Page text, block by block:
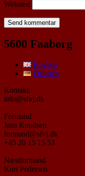
Websted
5600 Faaborg
English
Deutsch
Kontakt:
info@sfvj.dk
Formand
Jørn Knudsen
formand@sfvj.dk
+45 20 15 15 53
Næstformand
Kurt Pedersen